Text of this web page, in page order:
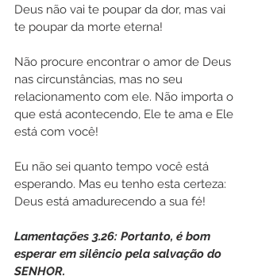
Deus não vai te poupar da dor, mas vai
te poupar da morte eterna!
Não procure encontrar o amor de Deus
nas circunstâncias, mas no seu
relacionamento com ele. Não importa o
que está acontecendo, Ele te ama e Ele
está com você!
Eu não sei quanto tempo você está
esperando. Mas eu tenho esta certeza:
Deus está amadurecendo a sua fé!
Lamentações 3.26: Portanto, é bom
esperar em silêncio pela salvação do
SENHOR.